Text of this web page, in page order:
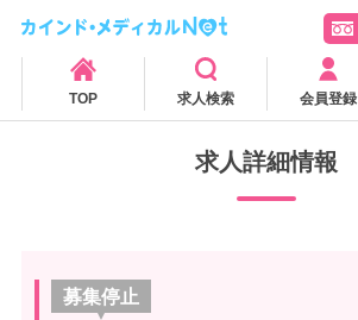
TOP 求人検索 会員登録
求人詳細情報
募集停止